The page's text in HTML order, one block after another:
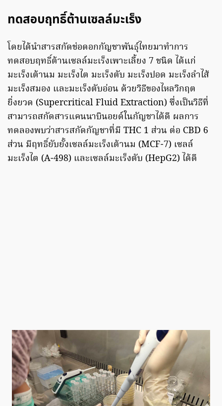
ทดสอบฤทธิ์ต้านเซลล์มะเร็ง
โดยได้นำสารสกัดช่อดอกกัญชาพันธุ์ไทยมาทำการ
ทดสอบฤทธิ์ต้านเซลล์มะเร็งเพาะเลี้ยง 7 ชนิด ได้แก่
มะเร็งเต้านม มะเร็งไต มะเร็งตับ มะเร็งปอด มะเร็งลำไส้
มะเร็งสมอง และมะเร็งตับอ่อน ด้วยวิธีของไหลวิกฤต
ยิ่งยวด (Supercritical Fluid Extraction) ซึ่งเป็นวิธีที่
สามารถสกัดสารแคนนาบินอยด์ในกัญชาได้ดี ผลการ
ทดลองพบว่าสารสกัดกัญชาที่มี THC 1 ส่วน ต่อ CBD 6
ส่วน มีฤทธิ์ยับยั้งเซลล์มะเร็งเต้านม (MCF-7) เซลล์
มะเร็งไต (A-498) และเซลล์มะเร็งตับ (HepG2) ได้ดี